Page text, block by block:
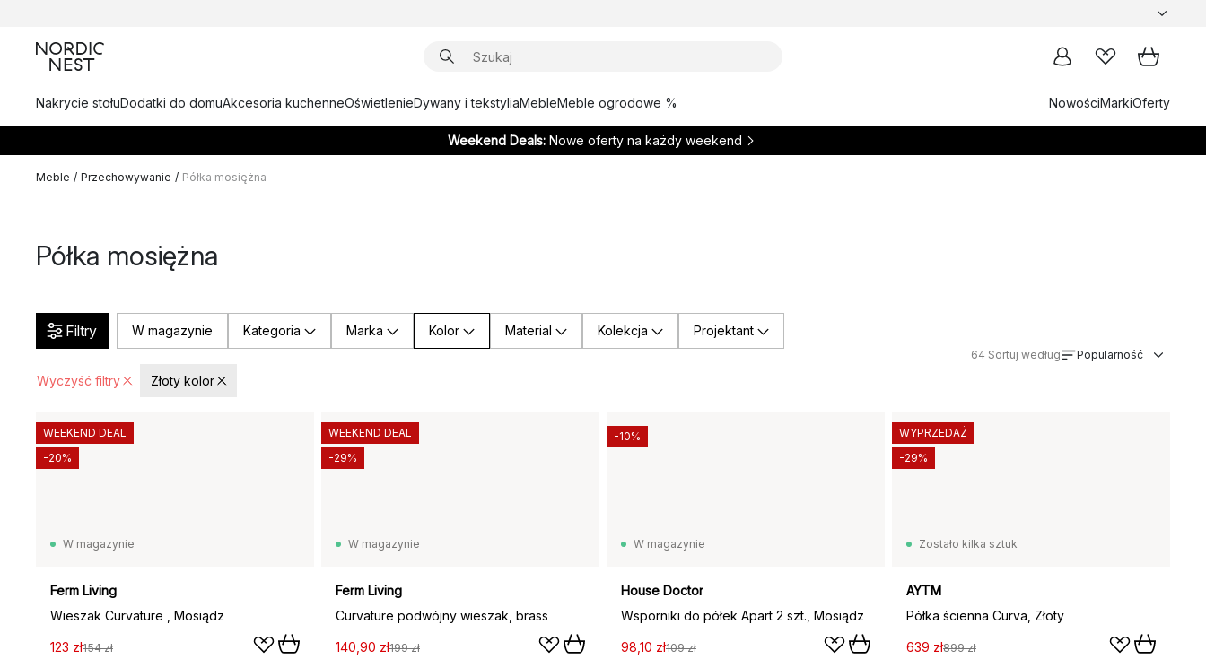
Nakrycie stołuDodatki do domuAkcesoria kuchenneOświetlenieDywany i tekstyliaMebleMeble ogrodowe % NowościMarkiOferty
Weekend Deals: Nowe oferty na każdy weekend
Meble / Przechowywanie / Półka mosiężna
Półka mosiężna
Filtry W magazynie Kategoria Marka Kolor Material Kolekcja Projektant
Wyczyść filtry Złoty kolor
64 Sortuj według Popularność
W magazynie
Ferm Living
Wieszak Curvature , Mosiądz
123 zł154 zł
WEEKEND DEAL
-20%
W magazynie
Ferm Living
Curvature podwójny wieszak, brass
140,90 zł199 zł
WEEKEND DEAL
-29%
W magazynie
House Doctor
Wsporniki do półek Apart 2 szt., Mosiądz
98,10 zł109 zł
-10%
Zostało kilka sztuk
AYTM
Półka ścienna Curva, Złoty
639 zł899 zł
WYPRZEDAŻ
-29%